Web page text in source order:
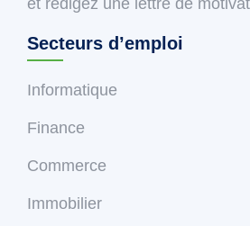
Secteurs d’emploi
Informatique
Finance
Commerce
Immobilier